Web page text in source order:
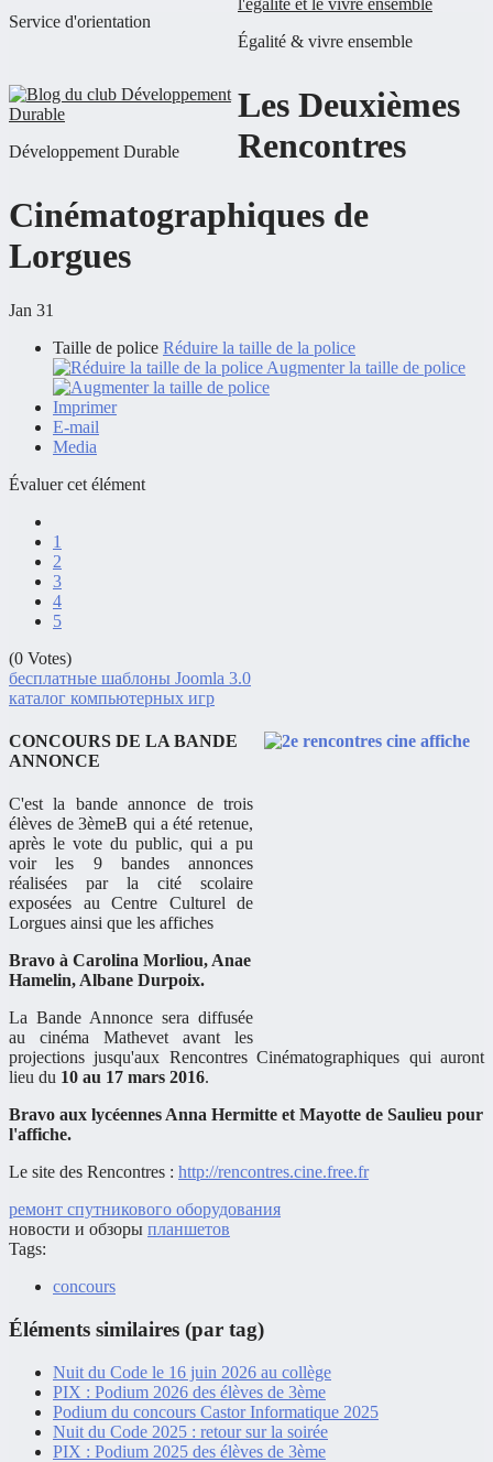
Service d'orientation
Égalité & vivre ensemble
Développement Durable
Les Deuxièmes
Rencontres
Cinématographiques de
Lorgues
Jan 31
Taille de police Réduire la taille de la police
Augmenter la taille de police
Imprimer
E-mail
Media
Évaluer cet élément
1
2
3
4
5
(0 Votes)
бесплатные шаблоны Joomla 3.0
каталог компьютерных игр
CONCOURS DE LA BANDE
ANNONCE
C'est la bande annonce de trois
élèves de 3èmeB qui a été retenue,
après le vote du public, qui a pu
voir les 9 bandes annonces
réalisées par la cité scolaire
exposées au Centre Culturel de
Lorgues ainsi que les affiches
Bravo à Carolina Morliou, Anae
Hamelin, Albane Durpoix.
La Bande Annonce sera diffusée
au cinéma Mathevet avant les
projections jusqu'aux Rencontres Cinématographiques qui auront
lieu du 10 au 17 mars 2016.
Bravo aux lycéennes Anna Hermitte et Mayotte de Saulieu pour
l'affiche.
Le site des Rencontres : http://rencontres.cine.free.fr
ремонт спутникового оборудования
новости и обзоры планшетов
Tags:
concours
Éléments similaires (par tag)
Nuit du Code le 16 juin 2026 au collège
PIX : Podium 2026 des élèves de 3ème
Podium du concours Castor Informatique 2025
Nuit du Code 2025 : retour sur la soirée
PIX : Podium 2025 des élèves de 3ème